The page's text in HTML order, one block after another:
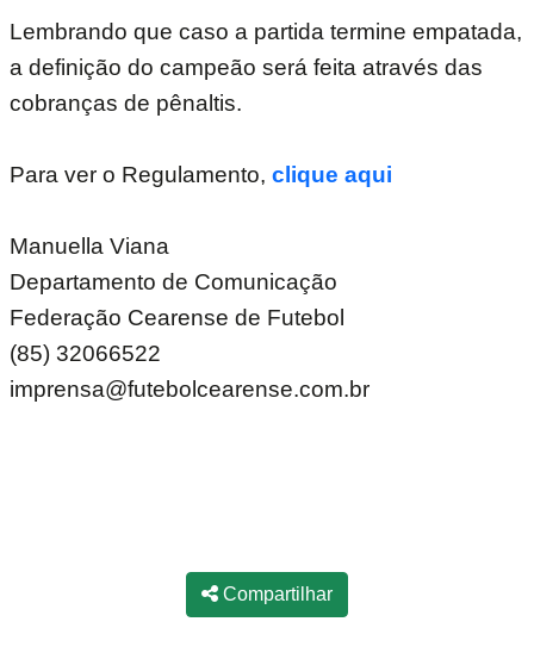
Lembrando que caso a partida termine empatada,
a definição do campeão será feita através das
cobranças de pênaltis.
Para ver o Regulamento, clique aqui
Manuella Viana
Departamento de Comunicação
Federação Cearense de Futebol
(85) 32066522
imprensa@futebolcearense.com.br
Compartilhar